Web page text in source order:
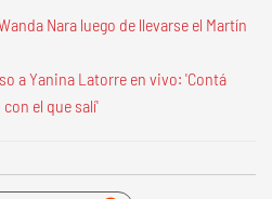
Nara luego de llevarse el Martín
a Yanina Latorre en vivo: 'Contá
el que salí'